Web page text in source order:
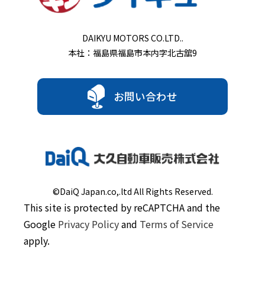
DAIKYU MOTORS CO.LTD..
本社：福島県福島市本内字北古舘9
お問い合わせ
©DaiQ Japan.co,.ltd All Rights Reserved.
This site is protected by reCAPTCHA and the
Google Privacy Policyand Terms of Service
apply.